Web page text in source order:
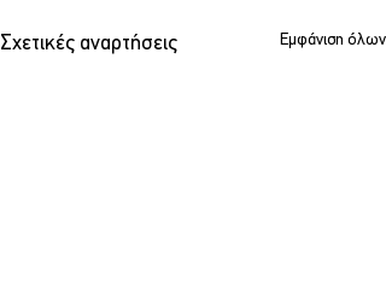
Σχετικές αναρτήσεις Εμφάνιση όλων